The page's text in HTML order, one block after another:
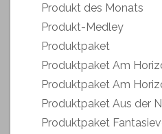
Produkt des Monats
Produkt-Medley
Produktpaket
Produktpaket Am
Produktpaket Am
Produktpaket Aus der
Produktpaket